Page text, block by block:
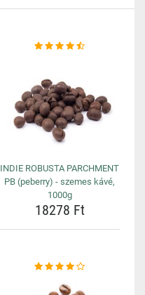
INDIE ROBUSTA PARCHMENT
PB (peberry) - szemes kávé,
1000g
18278 Ft